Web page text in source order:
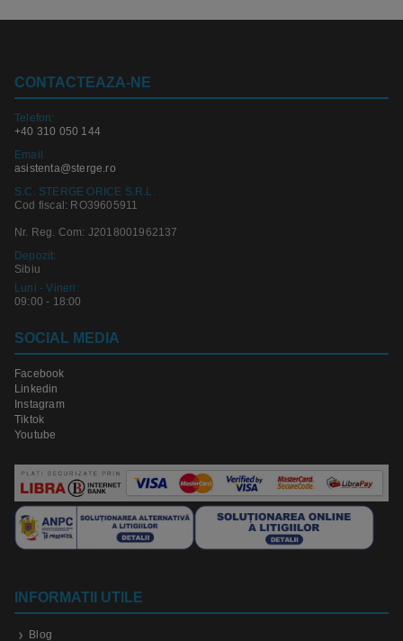
CONTACTEAZA-NE
Telefon:
+40 310 050 144
Email
asistenta@sterge.ro
S.C. STERGE ORICE S.R.L.
Cod fiscal: RO39605911
Nr. Reg. Com: J2018001962137
Depozit:
Sibiu
Luni - Vineri:
09:00 - 18:00
SOCIAL MEDIA
Facebook
Linkedin
Instagram
Tiktok
Youtube
INFORMATII UTILE
Blog